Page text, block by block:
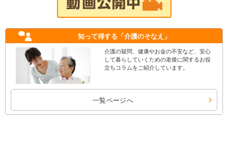
知って得する 「介護のそなえ」
介護の疑問、健康やお金の不安など、安心
して暮らしていくための老後に関するお役
立ちコラムをご紹介しています。
一覧ページへ